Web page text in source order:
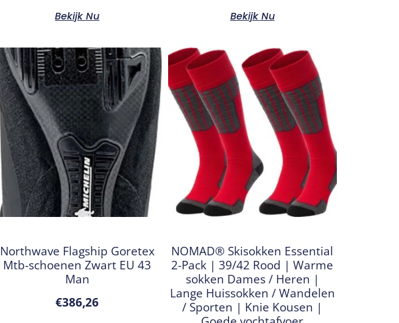
Bekijk Nu Bekijk Nu
Northwave Flagship Goretex
Mtb-schoenen Zwart EU 43
Man
€386,26
NOMAD® Skisokken Essential
2-Pack | 39/42 Rood | Warme
sokken Dames / Heren |
Lange Huissokken / Wandelen
/ Sporten | Knie Kousen |